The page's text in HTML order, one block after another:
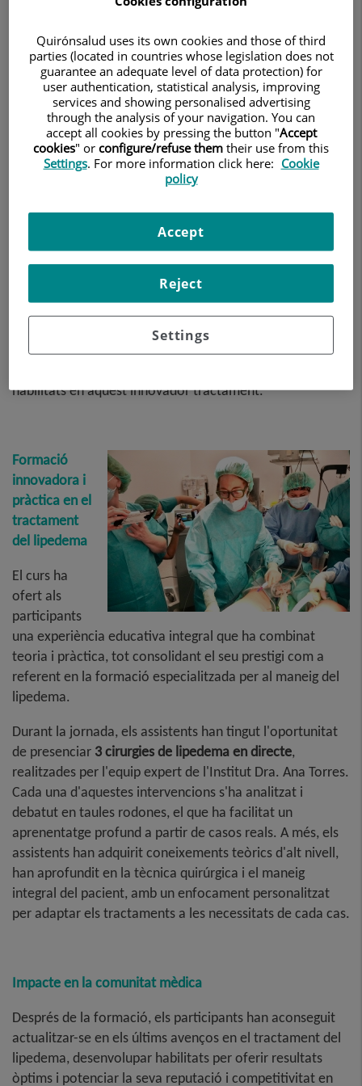
CENTRO MÉDICO TEKNON
Institut Dra. Ana Torres
internacional en el tractament quirúrgic dellipedema, ha
liderat amb gran èxit una nova edició del programa de
Hands On Lipedema Surgery
Lipedema Academy
Torres, ha reunit cirurgians plàstics i residents de
habilitats en aquest innovador tractament.
Formació
innovadora i
pràctica en el
tractament
del lipedema
El curs ha
ofert als
participants
una experiència educativa integral que ha combinat
teoria i pràctica, tot consolidant el seu prestigi com a
referent en la formació especialitzada per al maneig del
lipedema.
Durant la jornada, els assistents han tingut l'oportunitat
de presenciar 3 cirurgies de lipedema en directe,
realitzades per l'equip expert de l'Institut Dra. Ana Torres.
Cada una d'aquestes intervencions s'ha analitzat i
debatut en taules rodones, el que ha facilitat un
aprenentatge profund a partir de casos reals. A més, els
assistents han adquirit coneixements teòrics d'alt nivell,
han aprofundit en la tècnica quirúrgica i el maneig
integral del pacient, amb un enfocament personalitzat
per adaptar els tractaments a les necessitats de cada cas.
Impacte en la comunitat mèdica
Després de la formació, els participants han aconseguit
actualitzar-se en els últims avenços en el tractament del
lipedema, desenvolupar habilitats per oferir resultats
òptims i potenciar la seva reputació i competitivitat en
Quirónsalud uses its own cookies and those of third
parties (located in countries whose legislation does not
guarantee an adequate level of data protection) for
user authentication, statistical analysis, improving
services and showing personalised advertising
through the analysis of your navigation. You can
accept all cookies by pressing the button "Accept
cookies" or configure/refuse them their use from this
Settings. For more information click here: Cookie
policy
Settings
Reject
Accept